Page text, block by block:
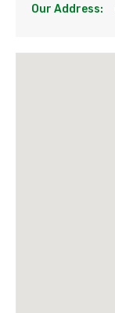
Our Address: